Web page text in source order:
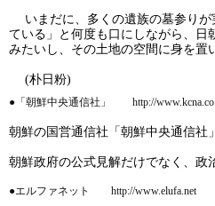
いまだに、多くの遺族の墓参りが
ている」と何度も口にしながら、日
みたいし、その土地の空間に身を置
(朴日粉)
●「朝鮮中央通信社」 http://
朝鮮の国営通信社「朝鮮中央通信社
朝鮮政府の公式見解だけでなく、政
●エルファネット http://www.elufa.net